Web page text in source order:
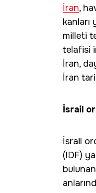
İran,
kanları
milleti
telafisi
İran,
İran
İsrail
İsrail
(IDF)